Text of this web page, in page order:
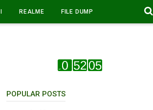
REALME FILE DUMP
POPULAR POSTS